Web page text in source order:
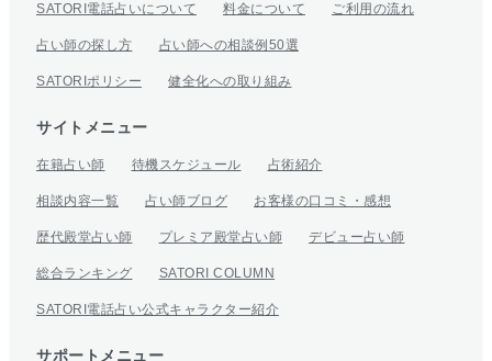
SATORI電話占いについて 料金について ご利用の流れ
占い師の探し方 占い師への相談例50選
SATORIポリシー 健全化への取り組み
サイトメニュー
在籍占い師 待機スケジュール 占術紹介
相談内容一覧 占い師ブログ お客様の口コミ・感想
歴代殿堂占い師 プレミア殿堂占い師 デビュー占い師
総合ランキング SATORI COLUMN
SATORI電話占い公式キャラクター紹介
サポートメニュー